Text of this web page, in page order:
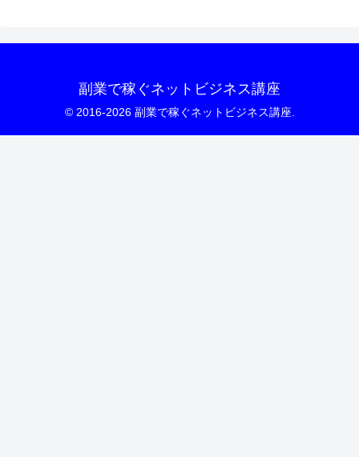
副業で稼ぐネットビジネス講座
© 2016-2026 副業で稼ぐネットビジネス講座.